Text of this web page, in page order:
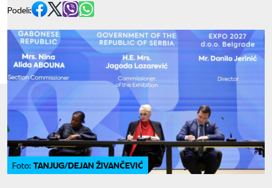
Podeli:
Foto: TANJUG/DEJAN ŽIVANČEVIĆ